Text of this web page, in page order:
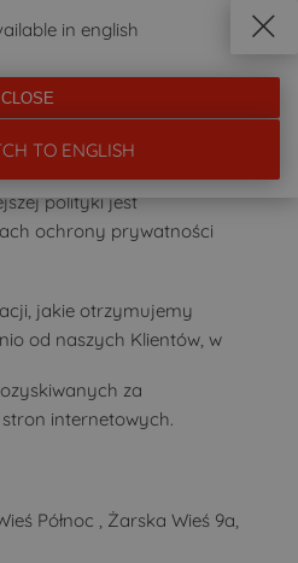
polityki jest
ochrony prywatności
jakie otrzymujemy
od naszych Klientów, w
za
internetowych.
Północ , Żarska Wieś 9a,
in english
CLOSE
TO ENGLISH